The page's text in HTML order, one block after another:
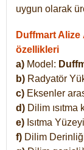
uygun olarak
Duffmart
özellikleri
a) Model:
b) Radyatör
c) Eksenler
d) Dilim ısıtma
e) Isıtma
f) Dilim